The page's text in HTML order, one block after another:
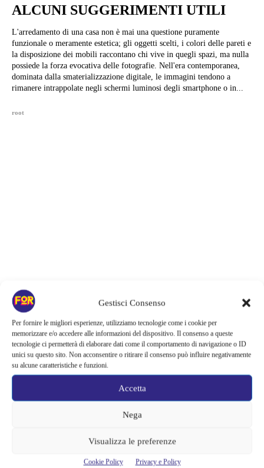
Gestisci Consenso
Per fornire le migliori esperienze, utilizziamo tecnologie come i cookie per
memorizzare e/o accedere alle informazioni del dispositivo. Il consenso a queste
tecnologie ci permetterà di elaborare dati come il comportamento di navigazione o ID
unici su questo sito. Non acconsentire o ritirare il consenso può influire negativamente
su alcune caratteristiche e funzioni.
Accetta
Nega
Visualizza le preferenze
Cookie Policy Privacy e Policy
ALCUNI SUGGERIMENTI UTILI
L'arredamento di una casa non è mai una questione puramente
funzionale o meramente estetica; gli oggetti scelti, i colori delle pareti e
la disposizione dei mobili raccontano chi vive in quegli spazi, ma nulla
possiede la forza evocativa delle fotografie. Nell'era contemporanea,
dominata dalla smaterializzazione digitale, le immagini tendono a
rimanere intrappolate negli schermi luminosi degli smartphone o in...
root
Articoli recenti
Sky e NOW svelano le uscite di agosto 2026 | Serie, film e
documentari in arrivo: i titoli da non perdere
Spider-Man: Brand New Day riapre una vecchia ferita | Il finale
alimenta una nuova teoria: il dettaglio che coinvolge i due più amati
accordo: il dubbio che divide Hollywood
La bocca del diavolo arriva su Prime Video, squali e claustrofobia nel